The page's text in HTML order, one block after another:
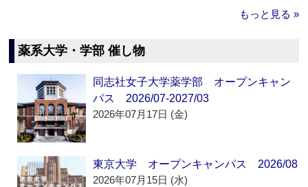
もっと見る »
薬系大学・学部 催し物
同志社女子大学薬学部 オープンキャン
パス 2026/07-2027/03
2026年07月17日 (金)
東京大学 オープンキャンパス 2026/08
2026年07月15日 (水)